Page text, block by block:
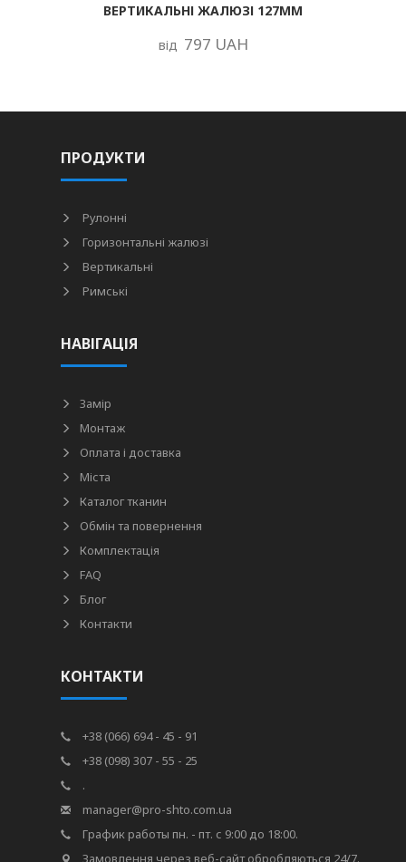
ВЕРТИКАЛЬНІ ЖАЛЮЗІ 127ММ
від 797 UAH
ПРОДУКТИ
Рулонні
Горизонтальні жалюзі
Вертикальні
Римські
НАВІГАЦІЯ
Замір
Монтаж
Оплата і доставка
Міста
Каталог тканин
Обмін та повернення
Комплектація
FAQ
Блог
Контакти
КОНТАКТИ
+38 (066) 694 - 45 - 91
+38 (098) 307 - 55 - 25
.
manager@pro-shto.com.ua
График работы пн. - пт. с 9:00 до 18:00.
Замовлення через веб-сайт обробляються 24/7.